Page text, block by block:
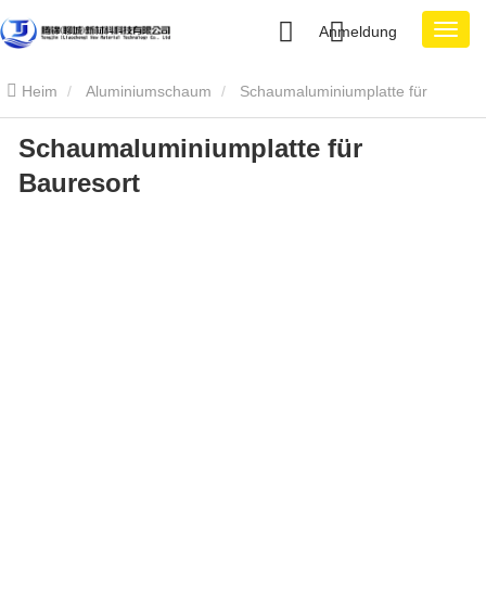
Anmeldung
Heim Aluminiumschaum
Bauresort
Schaumaluminiumplatte für
Bauresort